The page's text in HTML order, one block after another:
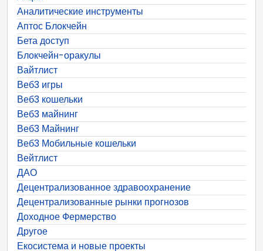
Аналитические инструменты
Аптос Блокчейн
Бета доступ
Блокчейн-оракулы
Вайтлист
Веб3 игры
Веб3 кошельки
Веб3 майнинг
Веб3 Майнинг
Веб3 Мобильные кошельки
Вейтлист
ДАО
Децентрализованное здравоохранение
Децентрализованные рынки прогнозов
Доходное Фермерство
Другое
Екосистема и новые проекты